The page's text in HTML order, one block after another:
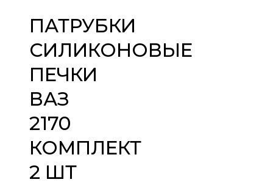
ПАТРУБКИ
СИЛИКОНОВЫЕ
ПЕЧКИ
ВАЗ
2170
КОМПЛЕКТ
2 ШТ